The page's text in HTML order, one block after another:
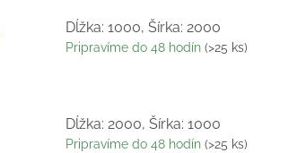
Dĺžka: 1000, Šírka: 2000
Pripravíme do 48 hodín (>25 ks)
Dĺžka: 2000, Šírka: 1000
Pripravíme do 48 hodín (>25 ks)